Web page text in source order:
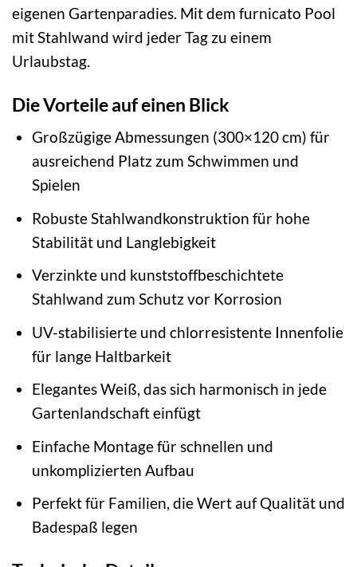
eigenen Gartenparadies. Mit dem furnicato Pool
mit Stahlwand wird jeder Tag zu einem
Urlaubstag.
Die Vorteile auf einen Blick
Großzügige Abmessungen (300×120 cm) für
ausreichend Platz zum Schwimmen und
Spielen
Robuste Stahlwandkonstruktion für hohe
Stabilität und Langlebigkeit
Verzinkte und kunststoffbeschichtete
Stahlwand zum Schutz vor Korrosion
UV-stabilisierte und chlorresistente Innenfolie
für lange Haltbarkeit
Elegantes Weiß, das sich harmonisch in jede
Gartenlandschaft einfügt
Einfache Montage für schnellen und
unkomplizierten Aufbau
Perfekt für Familien, die Wert auf Qualität und
Badespaß legen